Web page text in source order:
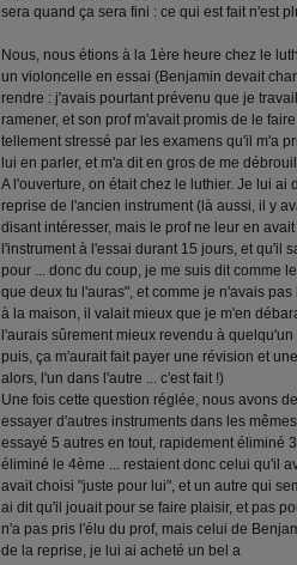
sera quand ça sera fini : ce qui est fait n'est
Nous, nous étions à la 1ère heure chez le
un violoncelle en essai (Benjamin devait
rendre : j'avais pourtant prévenu que je
ramener, et son prof m'avait promis de le
tellement stressé par les examens qu'il m'a
lui en parler, et m'a dit en gros de me
A l'ouverture, on était chez le luthier. Je lui ai
reprise de l'ancien instrument (là aussi, il y
disant intéresser, mais le prof ne leur en
l'instrument à l'essai durant 15 jours, et qu'il
pour ... donc du coup, je me suis dit comme
que deux tu l'auras", et comme je n'avais
à la maison, il valait mieux que je m'en
l'aurais sûrement mieux revendu à
puis, ça m'aurait fait payer une révision et
alors, l'un dans l'autre ... c'est fait !)
Une fois cette question réglée, nous avons
essayer d'autres instruments dans les
essayé 5 autres en tout, rapidement éliminé
éliminé le 4ème ... restaient donc celui qu'il
avait choisi "juste pour lui", et un autre qui
ai dit qu'il jouait pour se faire plaisir, et pas
n'a pas pris l'élu du prof, mais celui de
de la reprise, je lui ai acheté un bel a